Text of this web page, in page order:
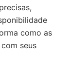
como as
seus